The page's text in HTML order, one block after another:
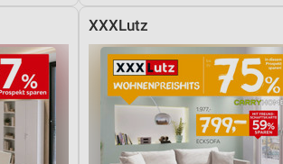
XXXLutz
oder Kombinationen von Daten aus
von Inhalten